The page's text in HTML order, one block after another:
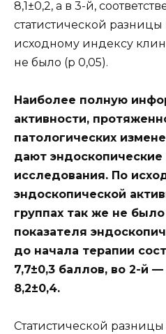
8,1±0,2, а в 3-й,
статистической
исходному индексу
не было (р 0,05).
Наиболее полную
активности,
патологических
дают
исследования. По
эндоскопической
группах так же не
показателя
до начала терапии
7,7±0,3 баллов, во 2-й
8,2±0,4.
Статистической